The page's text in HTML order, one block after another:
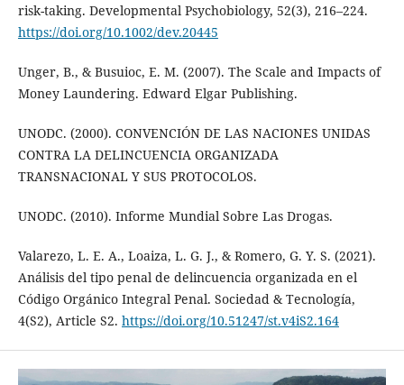
risk-taking. Developmental Psychobiology, 52(3), 216–224.
https://doi.org/10.1002/dev.20445
Unger, B., & Busuioc, E. M. (2007). The Scale and Impacts of
Money Laundering. Edward Elgar Publishing.
UNODC. (2000). CONVENCIÓN DE LAS NACIONES UNIDAS
CONTRA LA DELINCUENCIA ORGANIZADA
TRANSNACIONAL Y SUS PROTOCOLOS.
UNODC. (2010). Informe Mundial Sobre Las Drogas.
Valarezo, L. E. A., Loaiza, L. G. J., & Romero, G. Y. S. (2021).
Análisis del tipo penal de delincuencia organizada en el
Código Orgánico Integral Penal. Sociedad & Tecnología,
4(S2), Article S2. https://doi.org/10.51247/st.v4iS2.164